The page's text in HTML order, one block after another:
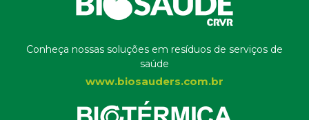
Conheça nossas soluções em resíduos de serviços de
saúde
www.biosauders.com.br